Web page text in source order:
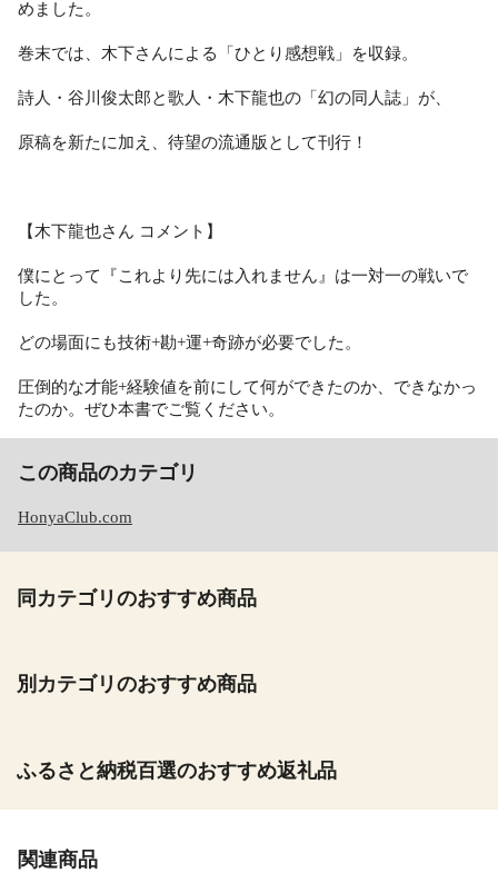
めました。
巻末では、木下さんによる「ひとり感想戦」を収録。
詩人・谷川俊太郎と歌人・木下龍也の「幻の同人誌」が、
原稿を新たに加え、待望の流通版として刊行！
【木下龍也さん コメント】
僕にとって『これより先には入れません』は一対一の戦いで
した。
どの場面にも技術+勘+運+奇跡が必要でした。
圧倒的な才能+経験値を前にして何ができたのか、できなかっ
たのか。ぜひ本書でご覧ください。
この商品のカテゴリ
HonyaClub.com
同カテゴリのおすすめ商品
別カテゴリのおすすめ商品
ふるさと納税百選のおすすめ返礼品
関連商品